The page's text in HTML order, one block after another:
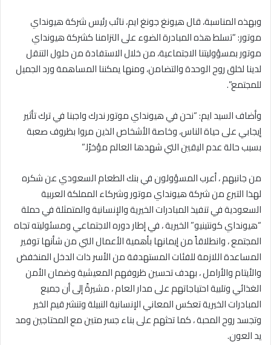
وبهذه المناسبة، قال هيونغ جونغ ايم، نائب رئيس شركة هيونداي
موتور: “تسلط هذه المبادرة الضوء على التزامنا كشركة هيونداي
موتور بمسؤوليتنا الاجتماعية، من خلال الاستفادة من حلول التنقل
لدينا لخلق روح الوحدة والتضامن، ومنها يمكننا المساهمة ورد الجميل
للمجتمع”.
وأضاف السيد ايم: “نحن في هيونداي موتور ندرك واجبنا في ترك تأثير
إيجابي على حياة الناس، وخاصة الأشخاص الذين مروا بظروف صعبة
بسبب حالة عدم اليقين التي شهدها العالم مؤخرًا.”
من جانبهم ، أعرب المسؤولون في بنك الطعام السعودي عن شكره
لهذا التبرع من شركة هيونداي موتور وشركاء المملكة العربية
السعودية في تنفيذ المبادرات الخيرية والإنسانية والمتمثلة في حملة
“هيونداي كونتينيو” الخيرية ، في إطار دوره الاجتماعي ومسئوليته تجاه
المجتمع ، وانطلاقاً من إيمانها بأهمية الأعمال التي من شأنها توفير
المساعدة اللازمة للفئات المستهدفة من الأسر ذات الدخل المنخفض
والأيتام والأرامل ، بهدف تحسين ظروفهم المعيشية وضمان الأمن
الغذائي وتلبية احتياجاتهم على مدار العام ، مشيرةً إلى أن جميع
المبادرات الخيرية تعكس المعاني الإنسانية النبيلة وتنشر قيم الخير
وتجسد روح المحبة ، كما تحثهم على بناء جسر متين مع المحتاجين ومد
يد العون.